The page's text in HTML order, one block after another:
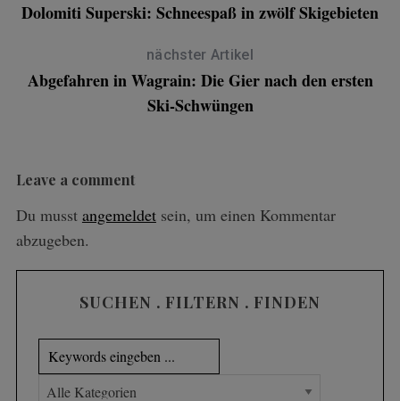
Dolomiti Superski: Schneespaß in zwölf Skigebieten
nächster Artikel
Abgefahren in Wagrain: Die Gier nach den ersten
Ski-Schwüngen
Leave a comment
Du musst angemeldetsein, um einen Kommentar
abzugeben.
SUCHEN . FILTERN . FINDEN
S
e
a